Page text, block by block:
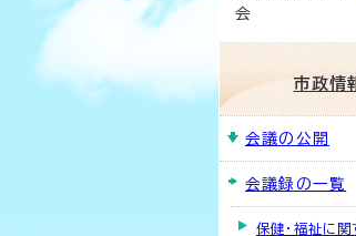
会
市政情
会議の公開
会議録の一覧
保健・福祉に関